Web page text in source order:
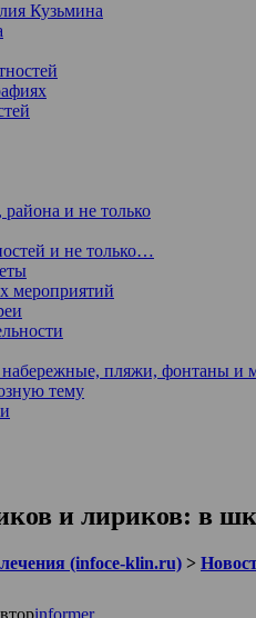
Кузьмина
и не только
и не только…
мероприятий
пляжи, фонтаны и
тему
и лириков: в
(infoce-klin.ru) >
informer